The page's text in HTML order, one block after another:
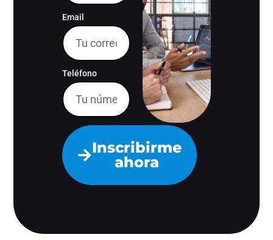
Email
Teléfono
Inscribirme
ahora